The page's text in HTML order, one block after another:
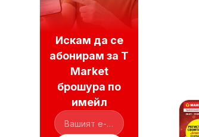
Искам да се
абонирам за T
Market
брошура по
имейл